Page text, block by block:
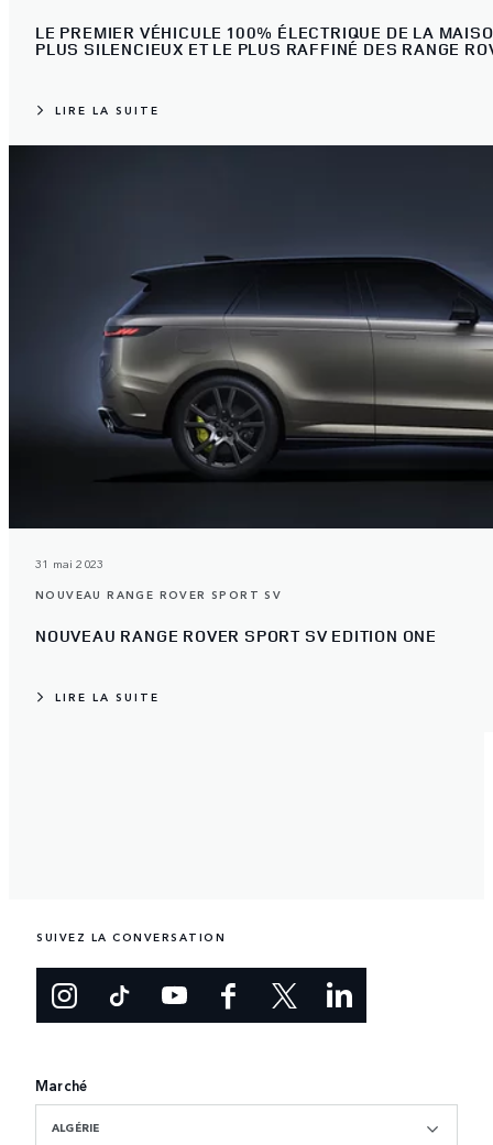
LE PREMIER VÉHICULE 100% ÉLECTRIQUE DE LA
PLUS SILENCIEUX ET LE PLUS RAFFINÉ DES RANGE
LIRE LA SUITE
31 mai 2023
NOUVEAU RANGE ROVER SPORT SV
NOUVEAU RANGE ROVER SPORT SV EDITION ONE
LIRE LA SUITE
SUIVEZ LA CONVERSATION
Marché
ALGÉRIE